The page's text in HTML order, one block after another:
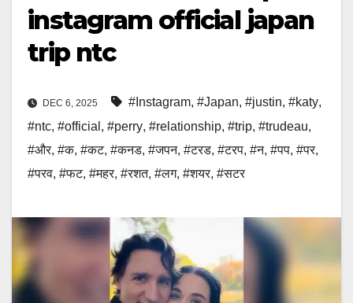
instagram official japan
trip ntc
DEC 6, 2025 #Instagram, #Japan, #justin, #katy,
#ntc, #official , #perry, #relationship, #trip, #trudeau,
#और, #क, #कट, #कनड, #जपन, #टरड, #टरप, #न, #पप, #पर,
#परव, #फट, #महर, #रशत, #लग, #शयर, #सटर